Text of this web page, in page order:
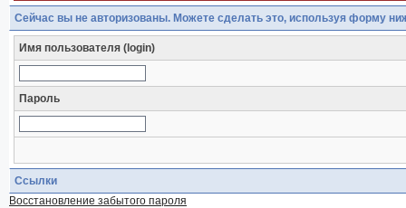
Сейчас вы не авторизованы. Можете сделать это, используя форму
Имя пользователя (login)
Пароль
Ссылки
Восстановление забытого пароля